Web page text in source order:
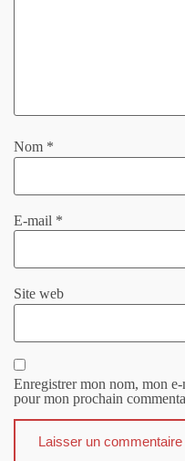
Nom *
E-mail *
Site web
Enregistrer mon nom, mon
pour mon prochain